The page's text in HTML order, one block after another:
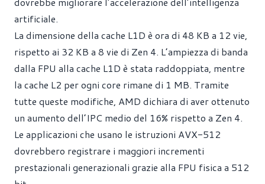
artificiale.
La dimensione della cache L1D è ora di 48 KB a 12 vie,
rispetto ai 32 KB a 8 vie di Zen 4. L’ampiezza di banda
dalla FPU alla cache L1D è stata raddoppiata, mentre
la cache L2 per ogni core rimane di 1 MB. Tramite
tutte queste modifiche, AMD dichiara di aver ottenuto
un aumento dell’IPC medio del 16% rispetto a Zen 4.
Le applicazioni che usano le istruzioni AVX-512
dovrebbero registrare i maggiori incrementi
prestazionali generazionali grazie alla FPU fisica a 512